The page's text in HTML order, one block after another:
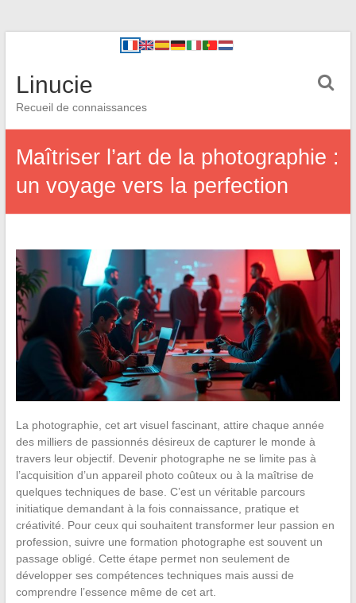
Linucie
Recueil de connaissances
Maîtriser l’art de la photographie :
un voyage vers la perfection
La photographie, cet art visuel fascinant, attire chaque année
des milliers de passionnés désireux de capturer le monde à
travers leur objectif. Devenir photographe ne se limite pas à
l’acquisition d’un appareil photo coûteux ou à la maîtrise de
quelques techniques de base. C’est un véritable parcours
initiatique demandant à la fois connaissance, pratique et
créativité. Pour ceux qui souhaitent transformer leur passion en
profession, suivre une formation photographe est souvent un
passage obligé. Cette étape permet non seulement de
développer ses compétences techniques mais aussi de
comprendre l’essence même de cet art.